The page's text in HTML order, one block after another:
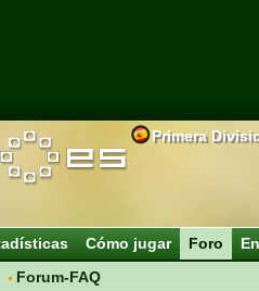
Primera
Cómo jugar
Foro
Forum-FAQ